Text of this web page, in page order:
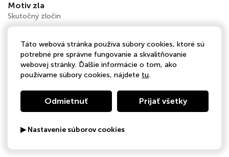
Motiv zla
Skutočný zločin
Táto webová stránka používa súbory cookies, ktoré sú
potrebné pre správne fungovanie a skvalitňovanie
webovej stránky. Ďalšie informácie o tom, ako
používame súbory cookies, nájdete tu.
Odmietnuť Prijať všetky
▶ Nastavenie súborov cookies